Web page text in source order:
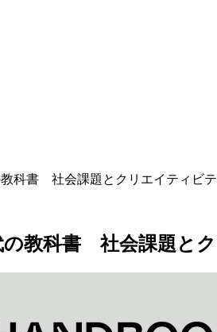
科書 社会課題とクリエイティビテ
の教科書 社会課題と